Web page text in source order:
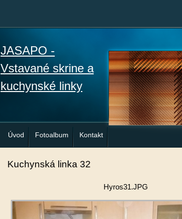
JASAPO -
Vstavané skrine a
kuchynské linky
Úvod Fotoalbum Kontakt
Kuchynská linka 32
Hyros31.JPG